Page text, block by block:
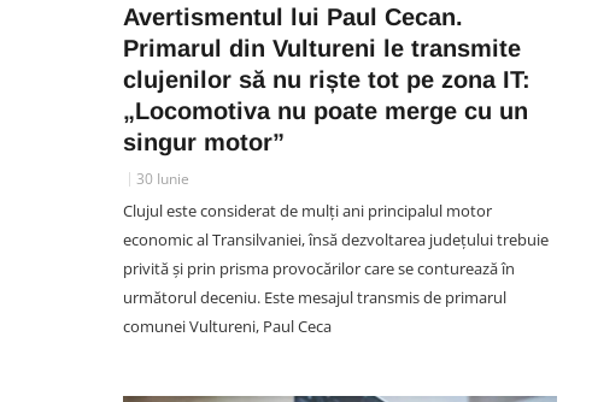
Avertismentul lui Paul Cecan.
Primarul din Vultureni le transmite
clujenilor să nu riște tot pe zona IT:
„Locomotiva nu poate merge cu un
singur motor”
30 Iunie
Clujul este considerat de mulți ani principalul motor
economic al Transilvaniei, însă dezvoltarea județului trebuie
privită și prin prisma provocărilor care se conturează în
următorul deceniu. Este mesajul transmis de primarul
comunei Vultureni, Paul Ceca
POLITIC/ADMINISTRATIV
O casă din Cluj-Napoca ar putea
deveni școală privată pentru 15
urbanism a Primăriei Cluj-
Napoca